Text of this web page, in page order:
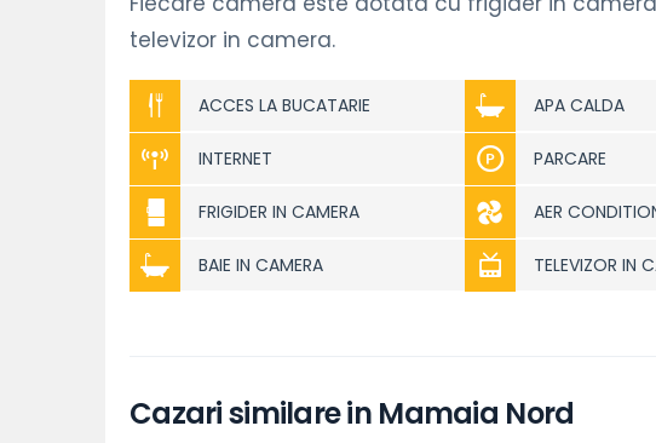
televizor in camera.
ACCES LA BUCATARIE APA CALDA
INTERNET PARCARE
FRIGIDER IN CAMERA AER
BAIE IN CAMERA TELEVIZOR IN
Cazari similare in Mamaia Nord